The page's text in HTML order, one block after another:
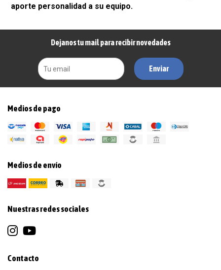
aporte personalidad a su equipo.
Dejanos tu mail para recibir novedades
Enviar
Medios de pago
Medios de envío
Nuestras redes sociales
Contacto